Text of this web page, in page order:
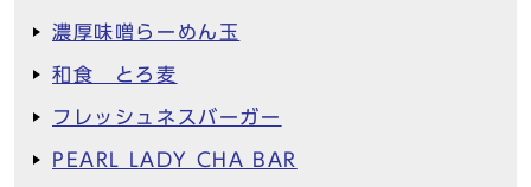
濃厚味噌らーめん玉
和食 とろ麦
フレッシュネスバーガー
PEARL LADY CHA BAR